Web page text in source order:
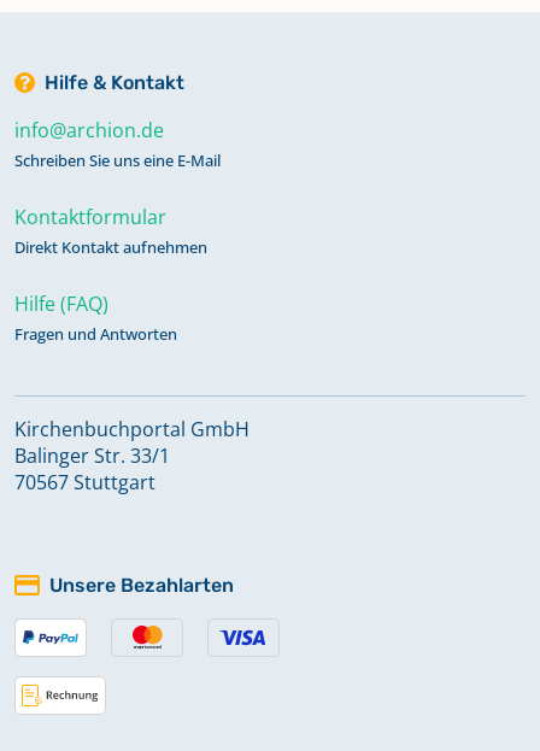
1867-1922
Hilfe & Kontakt
info@archion.de
Schreiben Sie uns eine E-Mail
Kontaktformular
Direkt Kontakt aufnehmen
Hilfe (FAQ)
Fragen und Antworten
Kirchenbuchportal GmbH
Balinger Str. 33/1
70567 Stuttgart
Unsere Bezahlarten